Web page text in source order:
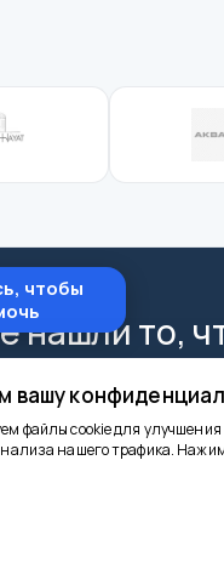
нашли то,
вашу
файлы cookie для
нашего трафика.
чтобы